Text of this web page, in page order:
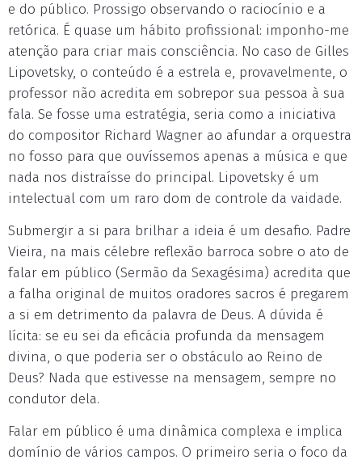
e do público. Prossigo observando o raciocínio e a
retórica. É quase um hábito profissional: imponho-me
atenção para criar mais consciência. No caso de Gilles
Lipovetsky, o conteúdo é a estrela e, provavelmente, o
professor não acredita em sobrepor sua pessoa à sua
fala. Se fosse uma estratégia, seria como a iniciativa
do compositor Richard Wagner ao afundar a orquestra
no fosso para que ouvíssemos apenas a música e que
nada nos distraísse do principal. Lipovetsky é um
intelectual com um raro dom de controle da vaidade.
Submergir a si para brilhar a ideia é um desafio. Padre
Vieira, na mais célebre reflexão barroca sobre o ato de
falar em público (Sermão da Sexagésima) acredita que
a falha original de muitos oradores sacros é pregarem
a si em detrimento da palavra de Deus. A dúvida é
lícita: se eu sei da eficácia profunda da mensagem
divina, o que poderia ser o obstáculo ao Reino de
Deus? Nada que estivesse na mensagem, sempre no
condutor dela.
Falar em público é uma dinâmica complexa e implica
domínio de vários campos. O primeiro seria o foco da